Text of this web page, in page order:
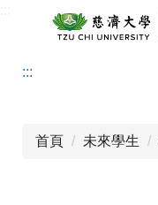
:::
首頁 未來學生